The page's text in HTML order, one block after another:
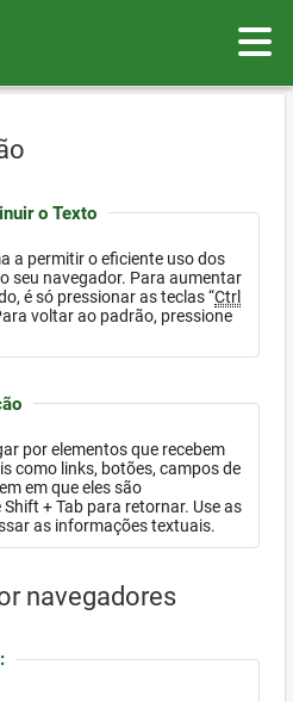
o Texto
a permitir o eficiente uso dos
Para aumentar
a fonte e ampliar o conteúdo, é só pressionar as teclas “Ctrl
por elementos que recebem
campos de
em que eles são
as informações textuais.
navegadores